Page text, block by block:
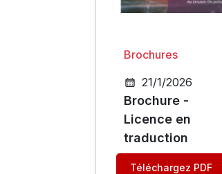
Brochures
21/1/2026
Brochure -
Licence en
traduction
Téléchargez PDF